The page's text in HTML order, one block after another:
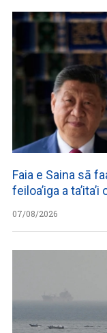
Faia e Saina sā
feiloa’iga a
07/08/2026